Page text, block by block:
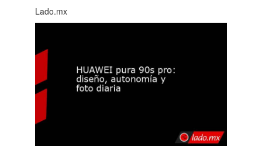
Lado.mx